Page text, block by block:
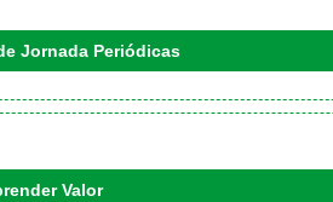
Jornada Periódicas
Valor